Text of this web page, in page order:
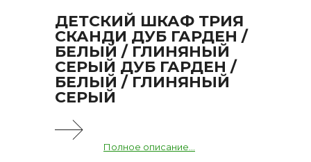
ДЕТСКИЙ ШКАФ ТРИЯ
СКАНДИ ДУБ ГАРДЕН /
БЕЛЫЙ / ГЛИНЯНЫЙ
СЕРЫЙ ДУБ ГАРДЕН /
БЕЛЫЙ / ГЛИНЯНЫЙ
СЕРЫЙ
Полное описание...